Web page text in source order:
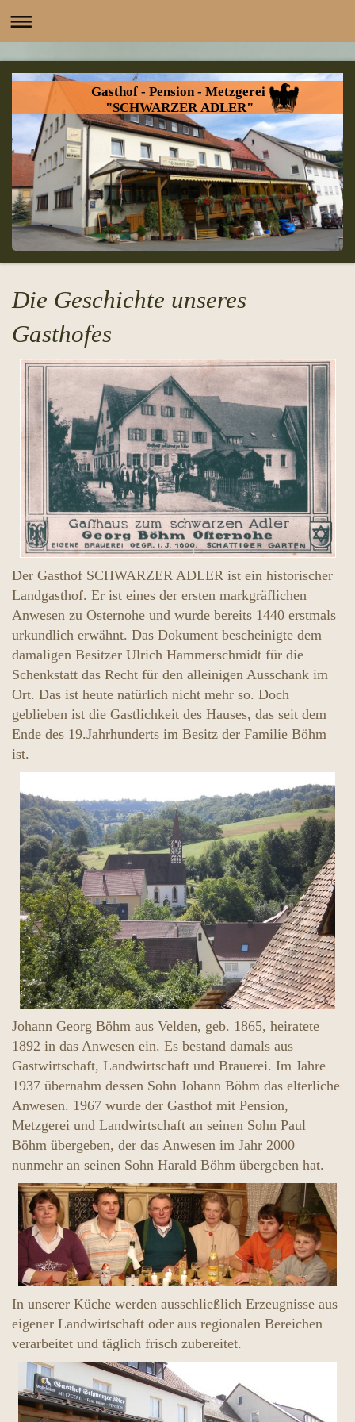
Gasthof - Pension - Metzgerei
"SCHWARZER ADLER"
Die Geschichte unseres
Gasthofes
Der Gasthof SCHWARZER ADLER ist ein historischer
Landgasthof. Er ist eines der ersten markgräflichen
Anwesen zu Osternohe und wurde bereits 1440 erstmals
urkundlich erwähnt. Das Dokument bescheinigte dem
damaligen Besitzer Ulrich Hammerschmidt für die
Schenkstatt das Recht für den alleinigen Ausschank im
Ort. Das ist heute natürlich nicht mehr so. Doch
geblieben ist die Gastlichkeit des Hauses, das seit dem
Ende des 19.Jahrhunderts im Besitz der Familie Böhm
ist.
Johann Georg Böhm aus Velden, geb. 1865, heiratete
1892 in das Anwesen ein. Es bestand damals aus
Gastwirtschaft, Landwirtschaft und Brauerei. Im Jahre
1937 übernahm dessen Sohn Johann Böhm das elterliche
Anwesen. 1967 wurde der Gasthof mit Pension,
Metzgerei und Landwirtschaft an seinen Sohn Paul
Böhm übergeben, der das Anwesen im Jahr 2000
nunmehr an seinen Sohn Harald Böhm übergeben hat.
In unserer Küche werden ausschließlich Erzeugnisse aus
eigener Landwirtschaft oder aus regionalen Bereichen
verarbeitet und täglich frisch zubereitet.